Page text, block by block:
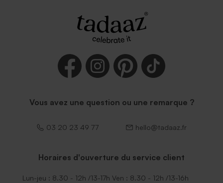
Vous avez une question ou une remarque ?
03 20 23 49 77 hello@tadaaz.fr
Horaires d'ouverture du service client
Lun-jeu : 8.30 - 12h /13-17h Ven : 8.30 - 12h /13-16h